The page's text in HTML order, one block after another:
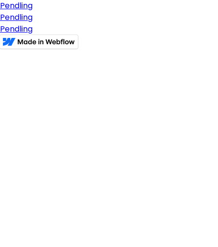
Pendling
Pendling
Pendling